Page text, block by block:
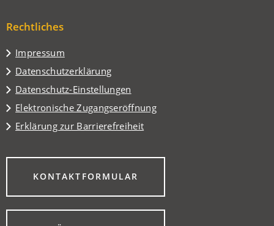
Tab)
neuen
Rechtliches
Impressum
Datenschutzerklärung
Datenschutz-Einstellungen
Elektronische Zugangseröffnung
Erklärung zur Barrierefreiheit
KONTAKTFORMULAR
(ÖFFNET
NEUEN